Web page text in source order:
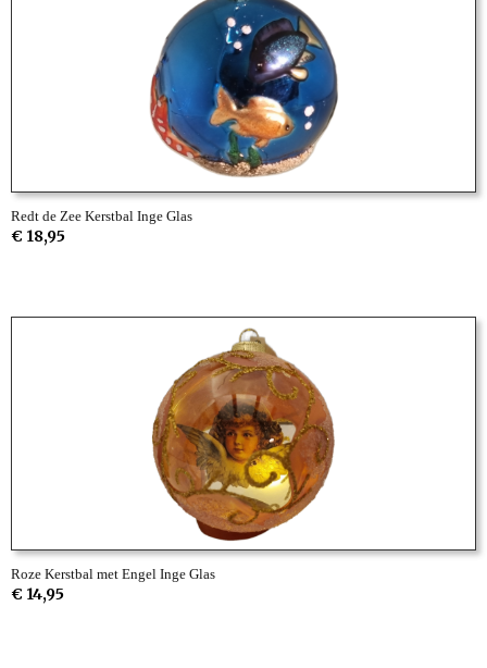
Redt de Zee Kerstbal Inge Glas
€ 18,95
Roze Kerstbal met Engel Inge Glas
€ 14,95